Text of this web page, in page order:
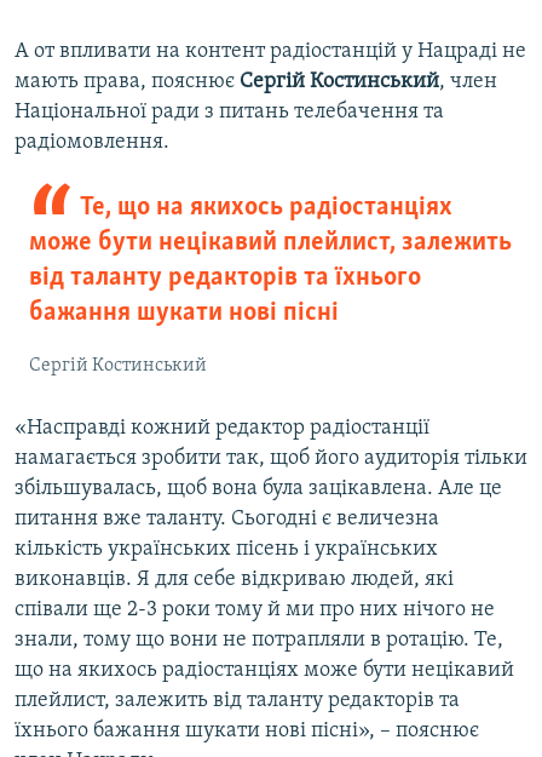
А от впливати на контент радіостанцій у Нацраді не
мають права, пояснює Сергій Костинський, член
Національної ради з питань телебачення та
радіомовлення.
Те, що на якихось радіостанціях
може бути нецікавий плейлист, залежить
від таланту редакторів та їхнього
бажання шукати нові пісні
Сергій Костинський
«Насправді кожний редактор радіостанції
намагається зробити так, щоб його аудиторія тільки
збільшувалась, щоб вона була зацікавлена. Але це
питання вже таланту. Сьогодні є величезна
кількість українських пісень і українських
виконавців. Я для себе відкриваю людей, які
співали ще 2-3 роки тому й ми про них нічого не
знали, тому що вони не потрапляли в ротацію. Те,
що на якихось радіостанціях може бути нецікавий
плейлист, залежить від таланту редакторів та
їхнього бажання шукати нові пісні», – пояснює